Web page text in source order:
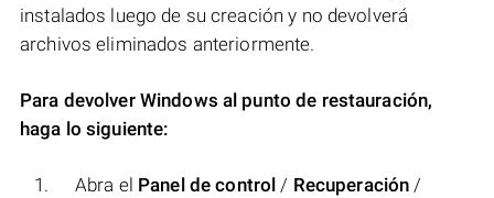
instalados luego de su creación y no devolverá
archivos eliminados anteriormente.
Para devolver Windows al punto de restauración,
haga lo siguiente:
Abra el Panel de control / Recuperación /